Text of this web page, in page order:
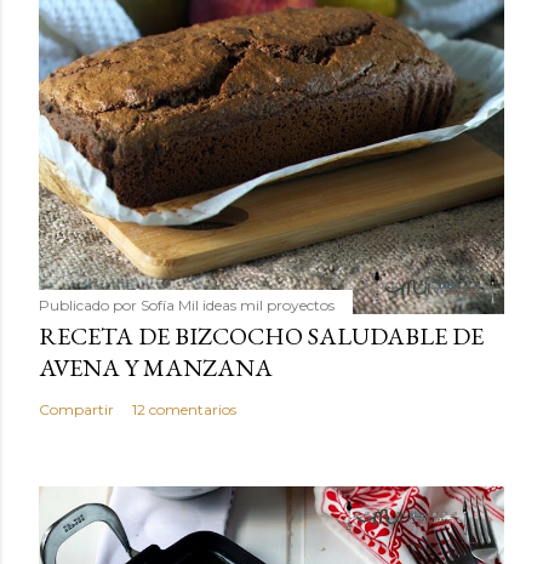
Publicado por Sofía Mil ideas mil proyectos
RECETA DE BIZCOCHO SALUDABLE DE
AVENA Y MANZANA
Compartir 12 comentarios